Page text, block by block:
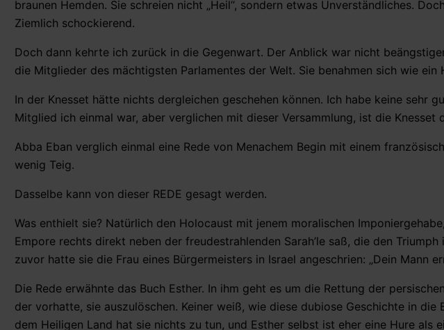
braunen Hemden. Sie schreien nicht „Heil“, sondern etwas Unverständliches.
Ziemlich schockierend.
Doch dann kehrte ich zurück in die Gegenwart. Der Anblick war nicht
die Mitglieder des mächtigsten Parlamentes der Welt. Sie benahmen sich wie ein
In der Knesset hätte nichts dergleichen geschehen können. Ich habe keine sehr
Mitglied ich einmal war, aber verglichen mit dieser Versammlung, ist die Knesset
Abba Eban verglich einmal eine Rede von Menachem Begin mit einem
wenig Teig.
Dasselbe kann von dieser REDE gesagt werden.
Was enthielt sie? Natürlich den Holocaust mit jenem moralischen
Empore rechts direkt neben der freudestrahlenden Sarah’le saß, die den
zuvor hatte sie die Frau eines Bürgermeisters in Israel angeschrien: „Dein Mann
Die Rede erwähnte das Buch Esther. In ihm geht es um die Rettung der
der vorhatte, sie auszulöschen. Keiner weiß, wie diese dubiose Geschichte in
dem Heiligen Land hat sie nichts zu tun, und Esther selbst ist eher eine Hure als